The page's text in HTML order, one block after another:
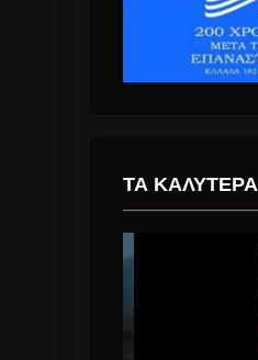
ΤΑ ΚΑΛΎΤΕΡΑ